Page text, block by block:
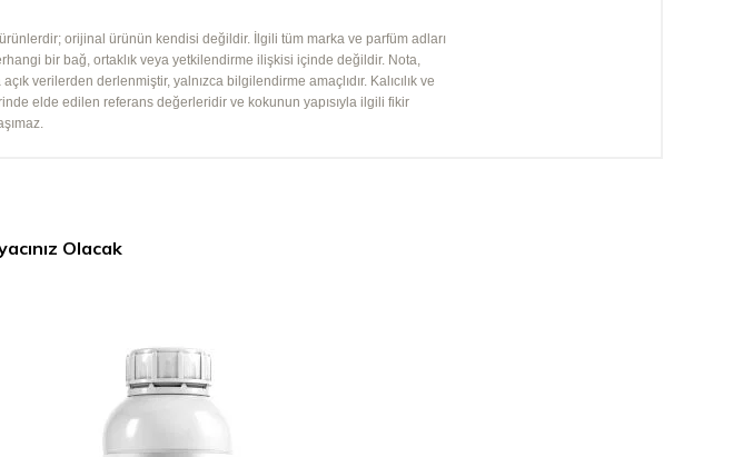
orijinal ürünün kendisi değildir. İlgili tüm marka ve parfüm adları
bir bağ, ortaklık veya yetkilendirme ilişkisi içinde değildir. Nota,
verilerden derlenmiştir, yalnızca bilgilendirme amaçlıdır. Kalıcılık ve
elde edilen referans değerleridir ve kokunun yapısıyla ilgili fikir
Olacak